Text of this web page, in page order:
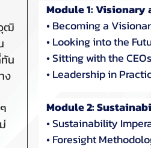
ฒิ
น
ง
Module 1:
• Becoming a
• Looking into the
• Sitting with the
• Leadership in
Module 2:
• Sustainability
• Foresight